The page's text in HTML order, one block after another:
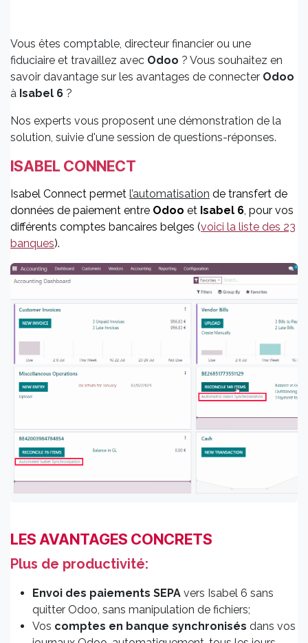
Vous êtes comptable, directeur financier ou une
fiduciaire et travaillez avec Odoo ? Vous souhaitez en
savoir davantage sur les avantages de connecter Odoo
à Isabel 6 ?
Nos experts vous proposent une démonstration de la
solution, suivie d'une session de questions-réponses.
ISABEL CONNECT
Isabel Connect permet l’automatisation de transfert de
données de paiement entre Odoo et Isabel 6 , pour vos
différents comptes bancaires belges (voici la liste des 23
banques).
LES AVANTAGES CONCRETS
Plus de productivité:
Envoi des paiements SEPA vers Isabel 6 sans
quitter Odoo, sans manipulation de fichiers;
Vos comptes en banque synchronisés dans vos